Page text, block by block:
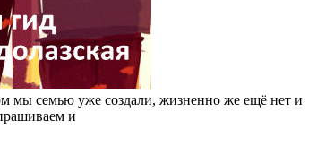
мы семью уже создали, жизненно же ещё нет и
и